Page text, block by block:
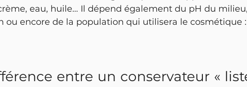
eau, huile… Il dépend également du pH du milieu,
ou encore de la population qui utilisera le cosmétique :
entre un conservateur «